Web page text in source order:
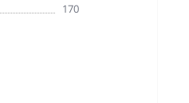
170